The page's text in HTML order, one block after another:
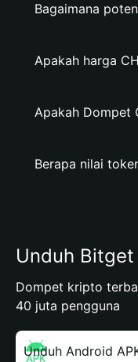
Bagaimana
Apakah harga
Apakah Dompet
Berapa nilai
Unduh
Dompet kripto
40 juta pengguna
Unduh Android